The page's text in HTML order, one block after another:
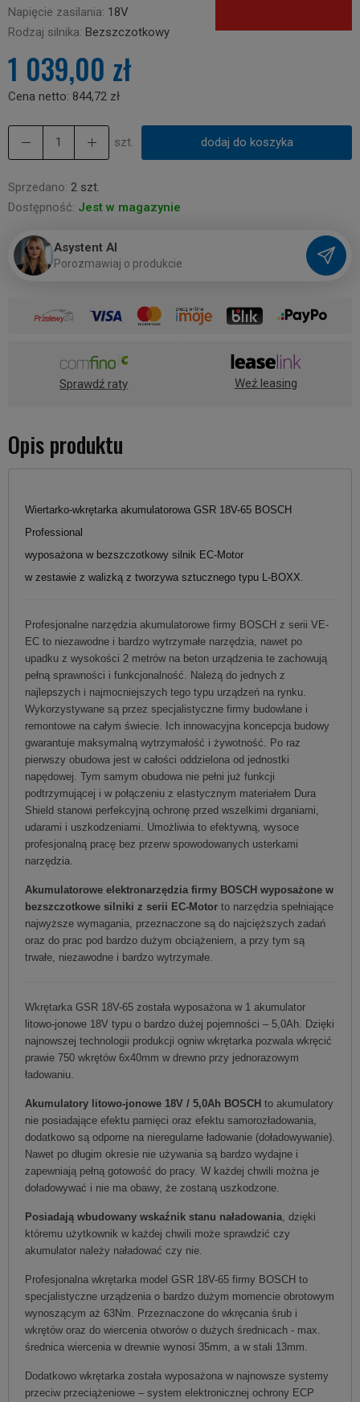
Napięcie zasilania: 18V
Rodzaj silnika: Bezszczotkowy
1 039,00 zł
Cena netto: 844,72 zł
szt. dodaj do koszyka
Sprzedano: 2 szt.
Dostępność: Jest w magazynie
Asystent AI
Porozmawiaj o produkcie
Sprawdź raty Weź leasing
Opis produktu
Wiertarko-wkrętarka akumulatorowa GSR 18V-65 BOSCH
Professional
wyposażona w bezszczotkowy silnik EC-Motor
w zestawie z walizką z tworzywa sztucznego typu L-BOXX.
Profesjonalne narzędzia akumulatorowe firmy BOSCH z serii VE-
EC to niezawodne i bardzo wytrzymałe narzędzia, nawet po
upadku z wysokości 2 metrów na beton urządzenia te zachowują
pełną sprawności i funkcjonalność. Należą do jednych z
najlepszych i najmocniejszych tego typu urządzeń na rynku.
Wykorzystywane są przez specjalistyczne firmy budowlane i
remontowe na całym świecie. Ich innowacyjna koncepcja budowy
gwarantuje maksymalną wytrzymałość i żywotność. Po raz
pierwszy obudowa jest w całości oddzielona od jednostki
napędowej. Tym samym obudowa nie pełni już funkcji
podtrzymującej i w połączeniu z elastycznym materiałem Dura
Shield stanowi perfekcyjną ochronę przed wszelkimi drganiami,
udarami i uszkodzeniami. Umożliwia to efektywną, wysoce
profesjonalną pracę bez przerw spowodowanych usterkami
narzędzia.
Akumulatorowe elektronarzędzia firmy BOSCH wyposażone w
bezszczotkowe silniki z serii EC-Motor to narzędzia spełniające
najwyższe wymagania, przeznaczone są do najcięższych zadań
oraz do prac pod bardzo dużym obciążeniem, a przy tym są
trwałe, niezawodne i bardzo wytrzymałe.
Wkrętarka GSR 18V-65 została wyposażona w 1 akumulator
litowo-jonowe 18V typu o bardzo dużej pojemności – 5,0Ah. Dzięki
najnowszej technologii produkcji ogniw wkrętarka pozwala wkręcić
prawie 750 wkrętów 6x40mm w drewno przy jednorazowym
ładowaniu.
Akumulatory litowo-jonowe 18V / 5,0Ah BOSCH to akumulatory
nie posiadające efektu pamięci oraz efektu samorozładowania,
dodatkowo są odporne na nieregularne ładowanie (doładowywanie).
Nawet po długim okresie nie używania są bardzo wydajne i
zapewniają pełną gotowość do pracy. W każdej chwili można je
doładowywać i nie ma obawy, że zostaną uszkodzone.
Posiadają wbudowany wskaźnik stanu naładowania , dzięki
któremu użytkownik w każdej chwili może sprawdzić czy
akumulator należy naładować czy nie.
Profesjonalna wkrętarka model GSR 18V-65 firmy BOSCH to
specjalistyczne urządzenia o bardzo dużym momencie obrotowym
wynoszącym aż 63Nm. Przeznaczone do wkręcania śrub i
wkrętów oraz do wiercenia otworów o dużych średnicach - max.
średnica wiercenia w drewnie wynosi 35mm, a w stali 13mm.
Dodatkowo wkrętarka została wyposażona w najnowsze systemy
przeciw przeciążeniowe – system elektronicznej ochrony ECP